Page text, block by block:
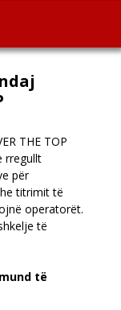
THE TOP
rregullt
për
titrimit të
operatorët.
të
të